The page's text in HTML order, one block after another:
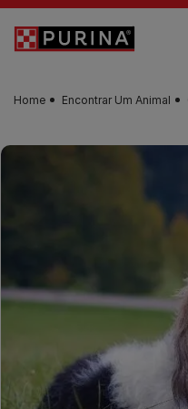
Skip to main content
Home Encontrar Um Animal